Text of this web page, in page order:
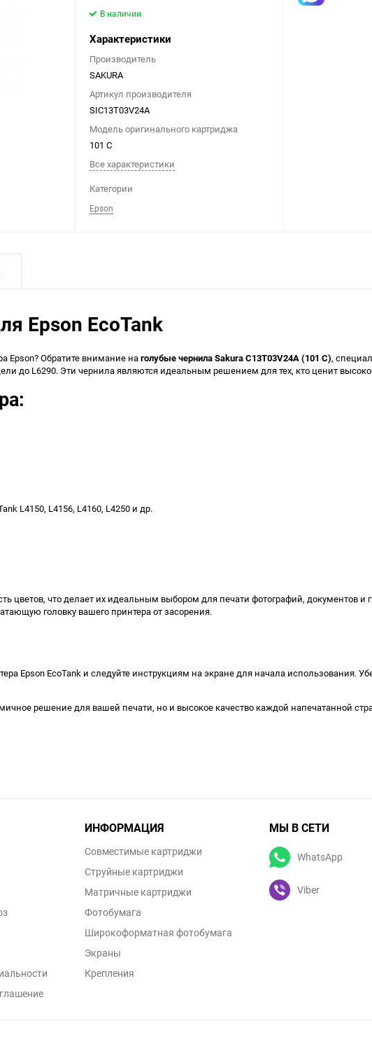
В наличии
Характеристики
Производитель
SAKURA
Артикул производителя
SIC13T03V24A
Модель оригинального картриджа
101 C
Все характеристики
Категории
Epson
Epson EcoTank
Epson? Обратите внимание наголубые чернила Sakura C13T03V24A (101 C),
до L6290. Эти чернила являются идеальным решением для тех, кто ценит
L4150, L4156, L4160, L4250 и др.
цветов, что делает их идеальным выбором для печати фотографий, документов и
головку вашего принтера от засорения.
Epson EcoTank и следуйте инструкциям на экране для начала использования.
решение для вашей печати, но и высокое качество каждой напечатанной
ИНФОРМАЦИЯ
Совместимые картриджи
Струйные картриджи
Матричные картриджи
Фотобумага
Широкоформатная фотобумага
Экраны
Крепления
МЫ В СЕТИ
WhatsApp
Viber